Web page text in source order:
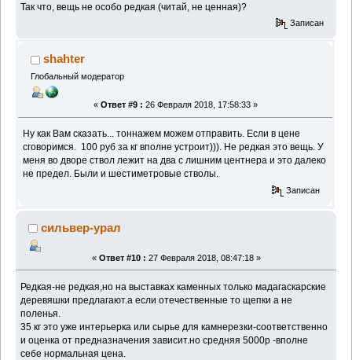
Так что, вещь не особо редкая (читай, не ценная)?
Записан
shahter
Глобальный модератор
« Ответ #9 : 26 Февраля 2018, 17:58:33 »
Ну как Вам сказать... тоннажем можем отправить. Если в цене
сговоримся. 100 руб за кг вполне устроит))). Не редкая это вещь. У
меня во дворе ствол лежит на два с лишним центнера и это далеко
не предел. Были и шестиметровые стволы.
Записан
сильвер-урал
« Ответ #10 : 27 Февраля 2018, 08:47:18 »
Редкая-не редкая,но на выставках каменных только мадагаскарские
деревяшки предлагают.а если отечественные то щепки а не
поленья.
35 кг это уже интерьерка или сырье для камнерезки-соответственно
и оценка от предназначения зависит.но средняя 5000р -вполне
себе нормальная цена.